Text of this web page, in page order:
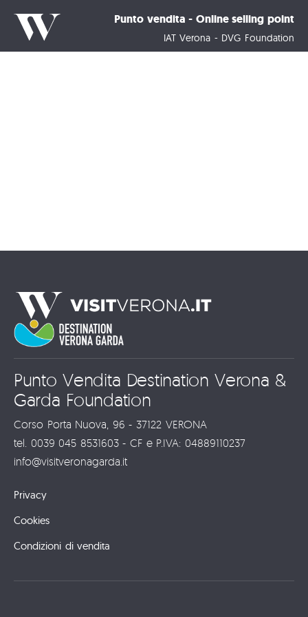
Punto vendita - Online selling point
IAT Verona - DVG Foundation
Punto Vendita Destination Verona &
Garda Foundation
Corso Porta Nuova, 96 - 37122 VERONA
tel. 0039 045 8531603 - CF e P.IVA: 04889110237
info@visitveronagarda.it
Privacy
Cookies
Condizioni di vendita